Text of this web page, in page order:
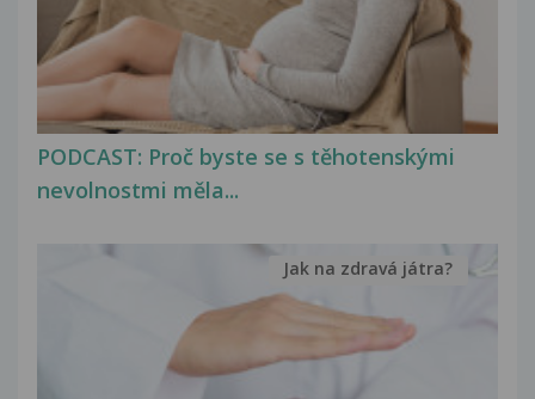
PODCAST: Proč byste se s těhotenskými
nevolnostmi měla...
Jak na zdravá játra?